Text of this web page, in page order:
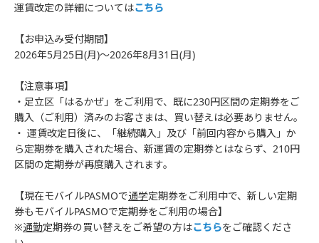
運賃改定の詳細についてはこちら
【お申込み受付期間】
2026年5月25日(月)～2026年8月31日(月)
【注意事項】
・足立区「はるかぜ」をご利用で、既に230円区間の定期券をご
購入（ご利用）済みのお客さまは、買い替えは必要ありません。
・ 運賃改定日後に、「継続購入」及び「前回内容から購入」か
ら定期券を購入された場合、新運賃の定期券とはならず、210円
区間の定期券が再度購入されます。
【現在モバイルPASMOで通学定期券をご利用中で、新しい定期
券もモバイルPASMOで定期券をご利用の場合】
※通勤定期券の買い替えをご希望の方はこちらをご確認くださ